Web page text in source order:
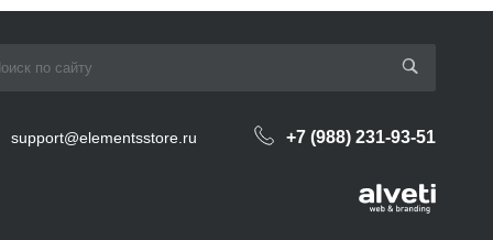
support@elementsstore.ru +7 (988) 231-93-51